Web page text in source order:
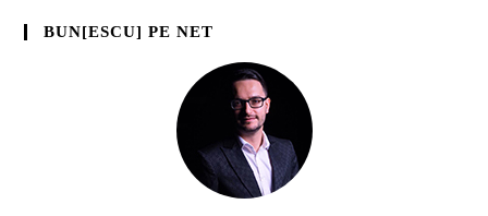
BUN[ESCU] PE NET